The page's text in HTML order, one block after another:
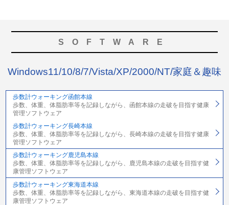
SOFTWARE
Windows11/10/8/7/Vista/XP/2000/NT/家庭＆趣味
歩数計ウォーキング函館本線
歩数、体重、体脂肪率等を記録しながら、函館本線の走破を目指す健康
管理ソフトウェア
歩数計ウォーキング長崎本線
歩数、体重、体脂肪率等を記録しながら、長崎本線の走破を目指す健康
管理ソフトウェア
歩数計ウォーキング鹿児島本線
歩数、体重、体脂肪率等を記録しながら、鹿児島本線の走破を目指す健
康管理ソフトウェア
歩数計ウォーキング東海道本線
歩数、体重、体脂肪率等を記録しながら、東海道本線の走破を目指す健
康管理ソフトウェア